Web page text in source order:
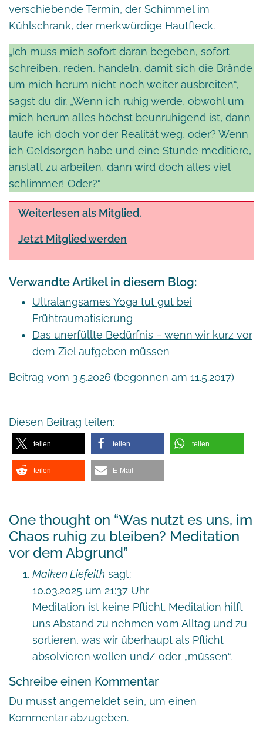
verschiebende Termin, der Schimmel im
Kühlschrank, der merkwürdige Hautfleck.
„Ich muss mich sofort daran begeben, sofort
schreiben, reden, handeln, damit sich die Brände
um mich herum nicht noch weiter ausbreiten“,
sagst du dir. „Wenn ich ruhig werde, obwohl um
mich herum alles höchst beunruhigend ist, dann
laufe ich doch vor der Realität weg, oder? Wenn
ich Geldsorgen habe und eine Stunde meditiere,
anstatt zu arbeiten, dann wird doch alles viel
schlimmer! Oder?“
Weiterlesen als Mitglied.
Jetzt Mitglied werden
Verwandte Artikel in diesem Blog:
Ultralangsames Yoga tut gut bei
Frühtraumatisierung
Das unerfüllte Bedürfnis – wenn wir kurz vor
dem Ziel aufgeben müssen
Beitrag vom 3.5.2026 (begonnen am 11.5.2017)
Diesen Beitrag teilen:
teilen teilen teilen
teilen E-Mail
One thought on “Was nutzt es uns, im
Chaos ruhig zu bleiben? Meditation
vor dem Abgrund”
Maiken Liefeith sagt:
10.03.2025 um 21:37 Uhr
Meditation ist keine Pflicht. Meditation hilft
uns Abstand zu nehmen vom Alltag und zu
sortieren, was wir überhaupt als Pflicht
absolvieren wollen und/ oder „müssen“.
Schreibe einen Kommentar
Du musst angemeldet sein, um einen
Kommentar abzugeben.